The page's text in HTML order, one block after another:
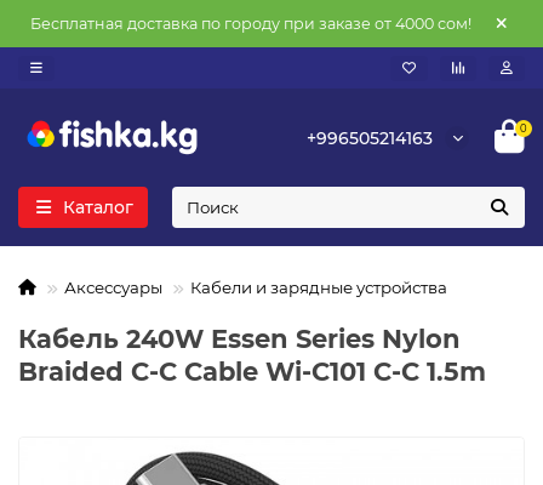
Бесплатная доставка по городу при заказе от 4000 сом!
+996505214163 0
Каталог
Аксессуары Кабели и зарядные устройства
Кабель 240W Essen Series Nylon
Braided C-C Cable Wi-C101 C-C 1.5m